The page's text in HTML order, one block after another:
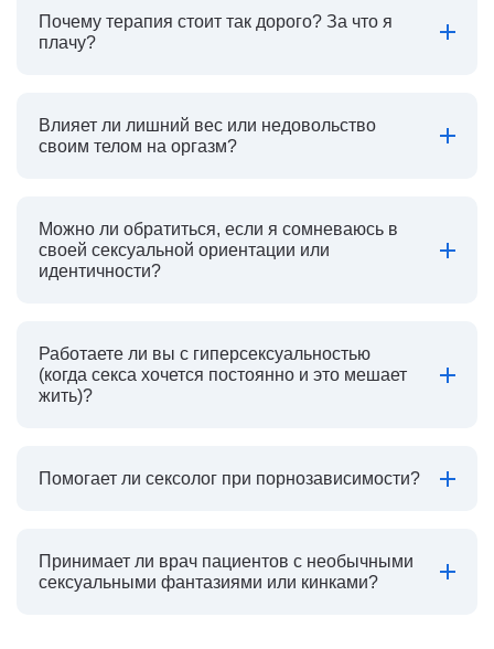
Почему терапия стоит так дорого? За что я
плачу?
Влияет ли лишний вес или недовольство
своим телом на оргазм?
Можно ли обратиться, если я сомневаюсь в
своей сексуальной ориентации или
идентичности?
Работаете ли вы с гиперсексуальностью
(когда секса хочется постоянно и это мешает
жить)?
Помогает ли сексолог при порнозависимости?
Принимает ли врач пациентов с необычными
сексуальными фантазиями или кинками?